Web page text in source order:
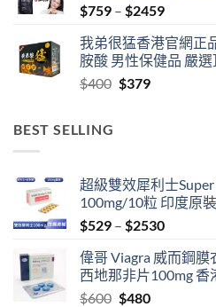
$759 – $2459Price
$759
through
我弟很猛香港官網正
胺酸 男性保健品 嚴
$400 Original
$379Current
BEST SELLING
超級雙效犀利士Super
100mg/10粒 印度原
$529 – $2530Price
$529
through
偉哥 Viagra 威而鋼
西地那非片100mg 香
$600 Original
$480Current